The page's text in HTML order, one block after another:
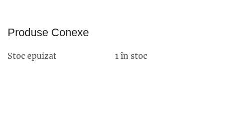
Produse Conexe
Stoc epuizat 1 în stoc